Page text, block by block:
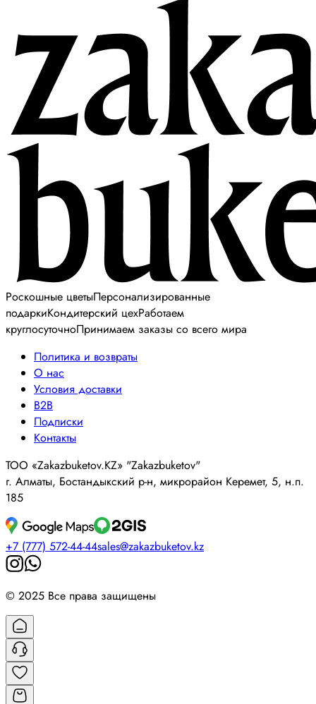
Роскошные цветыПерсонализированные
подаркиКондитерский цехРаботаем
круглосуточноПринимаем заказы со всего мира
Политика и возвраты
О нас
Условия доставки
B2B
Подписки
Контакты
ТОО «Zakazbuketov.KZ» "Zakazbuketov"
г. Алматы, Бостандыкский р-н, микрорайон Керемет, 5, н.п.
185
+7 (777) 572-44-44sales@zakazbuketov.kz
© 2025 Все права защищены